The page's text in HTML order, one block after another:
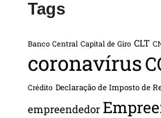
Tags
Banco Central Capital de Giro CLT
coronavírus
Crédito Declaração de Imposto de
empreendedor